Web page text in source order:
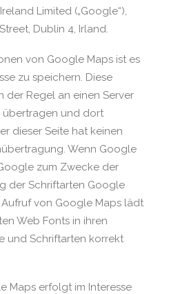
Limited („Google“),
Dublin 4, Irland.
von Google Maps ist es
zu speichern. Diese
der Regel an einen Server
übertragen und dort
dieser Seite hat keinen
Wenn Google
zum Zwecke der
der Schriftarten Google
von Google Maps lädt
Web Fonts in ihren
und Schriftarten korrekt
Maps erfolgt im Interesse